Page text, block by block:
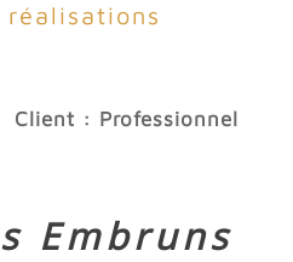
Client : Professionnel
Embruns